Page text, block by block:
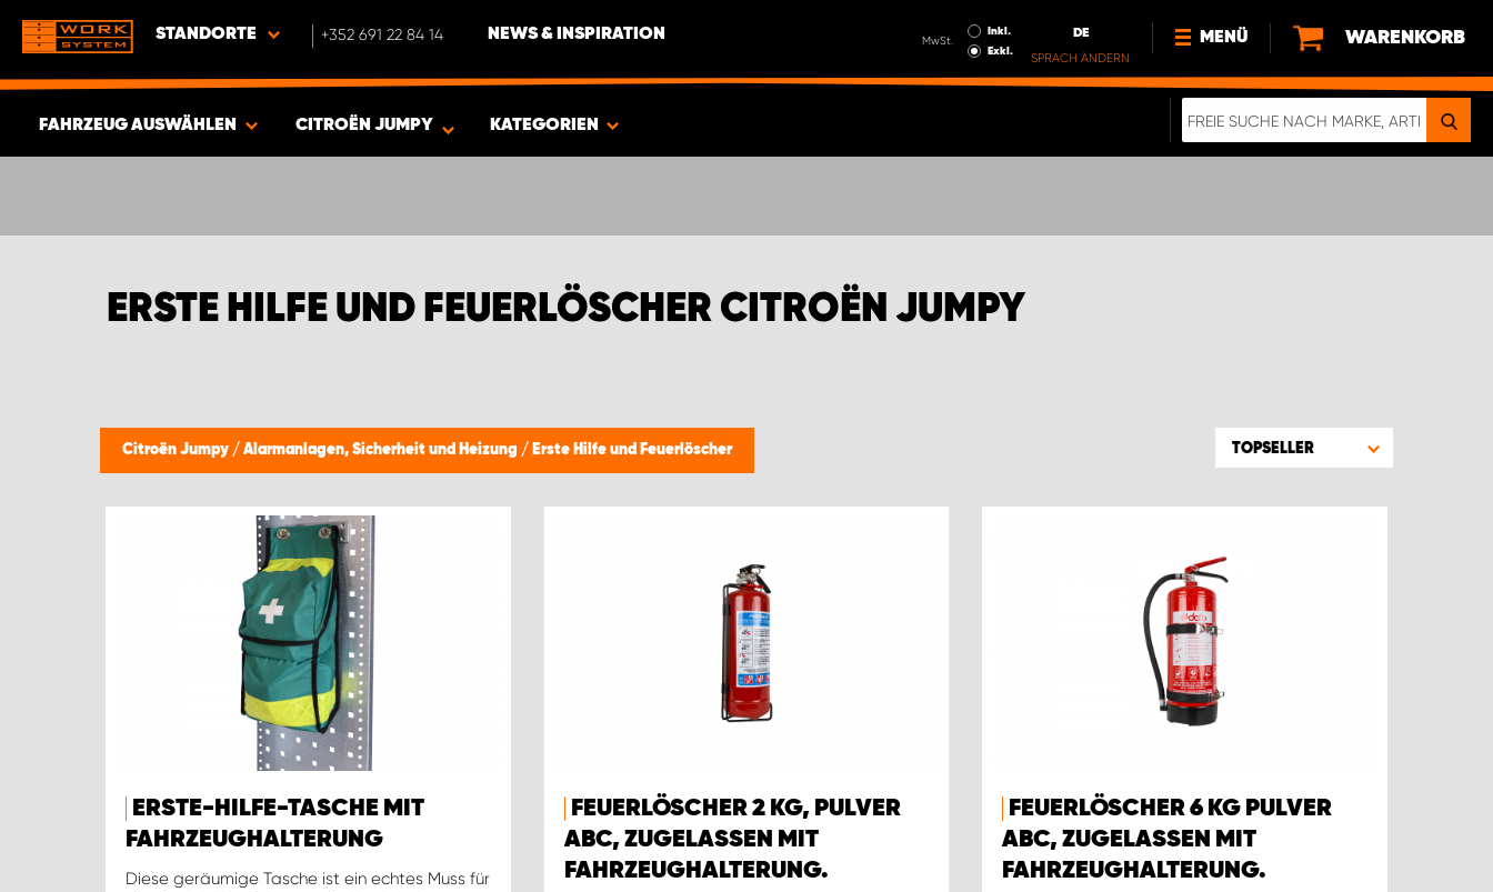
STANDORTE +352 691 22 84 14 NEWS & INSPIRATION MwSt.
Inkl.
Exkl.
DE
SPRACH ÄNDERN
MENÜ
NEWS
WARENKORB
FAHRZEUG AUSWÄHLEN
ARTIKEL
CITROËN JUMPY KATEGORIEN
ERSTE HILFE UND FEUERLÖSCHER CITROËN JUMPY
Citroën Jumpy / Alarmanlagen, Sicherheit und Heizung / Erste Hilfe und Feuerlöscher TOPSELLER
ERSTE-HILFE-TASCHE MIT
FAHRZEUGHALTERUNG
Diese geräumige Tasche ist ein echtes Muss für
FEUERLÖSCHER 2 KG, PULVER
ABC, ZUGELASSEN MIT
FAHRZEUGHALTERUNG.
FEUERLÖSCHER 6 KG PULVER
ABC, ZUGELASSEN MIT
FAHRZEUGHALTERUNG.